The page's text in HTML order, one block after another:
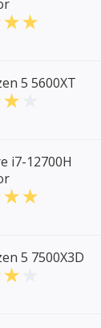
5 5600XT
i7-12700H
5 7500X3D